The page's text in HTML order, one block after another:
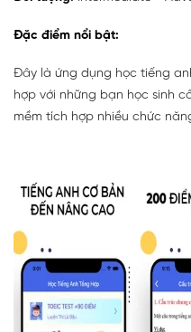
Đặc điểm nổi bật:
Đây là ứng dụng học tiếng
hợp với những bạn học sinh
mềm tích hợp nhiều chức